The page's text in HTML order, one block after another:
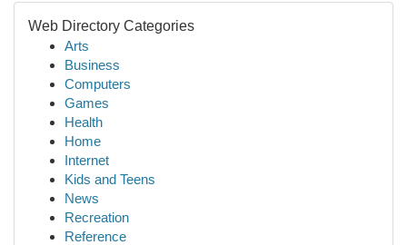
Web Directory Categories
Arts
Business
Computers
Games
Health
Home
Internet
Kids and Teens
News
Recreation
Reference